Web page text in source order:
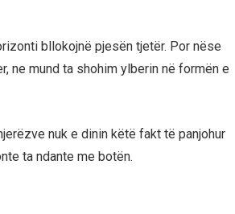
bllokojnë pjesën tjetër. Por nëse
ne mund ta shohim ylberin në formën e
nuk e dinin këtë fakt të panjohur
ta ndante me botën.